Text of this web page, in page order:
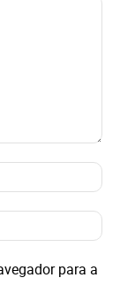
E-
para a